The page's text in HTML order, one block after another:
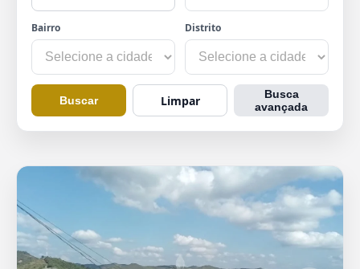
Bairro Distrito
Buscar Limpar
Busca
avançada